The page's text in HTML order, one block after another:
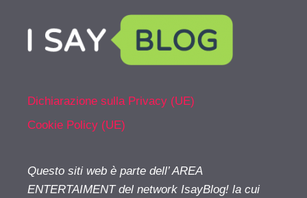
Dichiarazione sulla Privacy (UE)
Cookie Policy (UE)
Questo siti web è parte dell’ AREA
ENTERTAIMENT del network IsayBlog! la cui